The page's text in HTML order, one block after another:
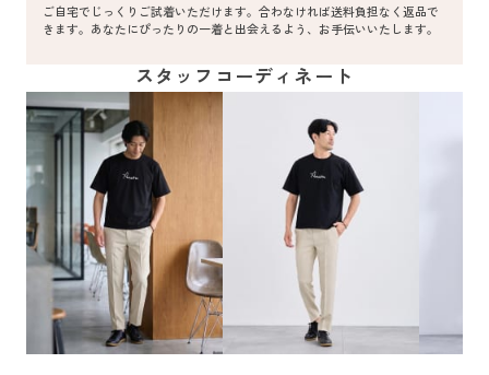
ご自宅でじっくりご試着いただけます。合わなければ送料負担なく返品で
きます。あなたにぴったりの一着と出会えるよう、お手伝いいたします。
スタッフコーディネート